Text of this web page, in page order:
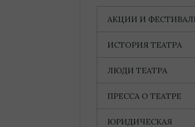
АКЦИИ И
ИСТОРИЯ ТЕАТРА
ЛЮДИ ТЕАТРА
ПРЕССА О ТЕАТРЕ
ЮРИДИЧЕСКАЯ